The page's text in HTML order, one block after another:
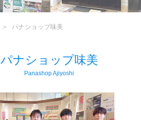
＞ パナショップ味美
パナショップ味美
Panashop Ajiyoshi